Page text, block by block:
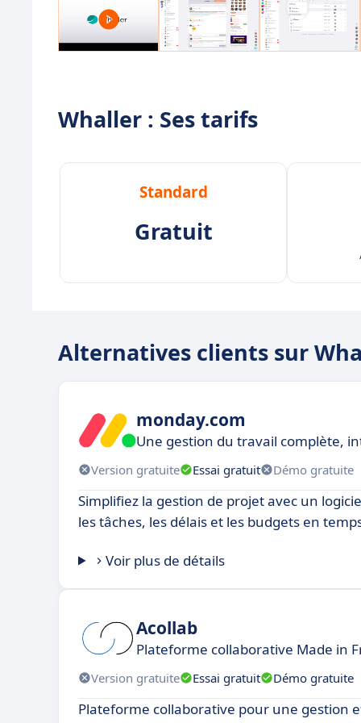
Whaller : Ses tarifs
Standard
Gratuit
Alternatives clients sur
monday.com
Une gestion du travail complète,
Version gratuite Essai gratuit Démo gratuite
Simplifiez la gestion de projet avec un
les tâches, les délais et les budgets en
Voir plus de détails
Acollab
Plateforme collaborative Made in
Version gratuite Essai gratuit Démo gratuite
Plateforme collaborative pour une gestion